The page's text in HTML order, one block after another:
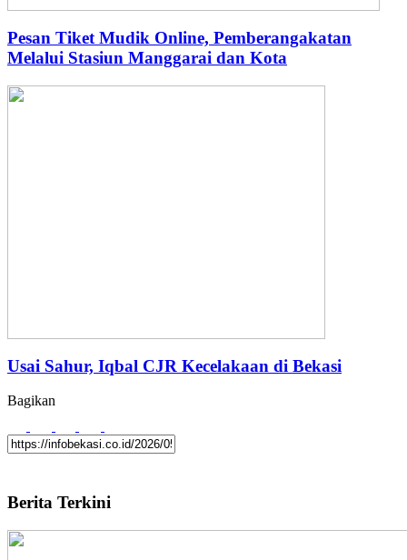
Pesan Tiket Mudik Online, Pemberangakatan
Melalui Stasiun Manggarai dan Kota
Usai Sahur, Iqbal CJR Kecelakaan di Bekasi
Bagikan
Berita Terkini